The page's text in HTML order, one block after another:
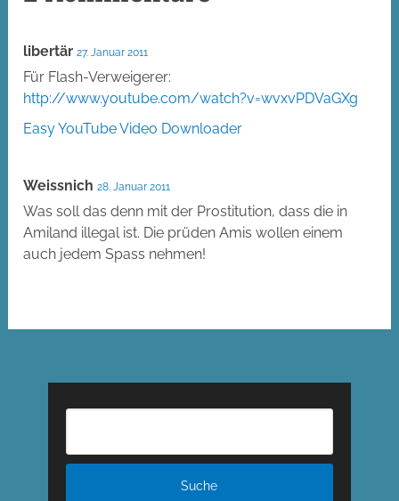
libertär 27. Januar 2011
Für Flash-Verweigerer:
http://www.youtube.com/watch?v=wvxvPDVaGXg
Easy YouTube Video Downloader
Weissnich 28. Januar 2011
Was soll das denn mit der Prostitution, dass die in
Amiland illegal ist. Die prüden Amis wollen einem
auch jedem Spass nehmen!